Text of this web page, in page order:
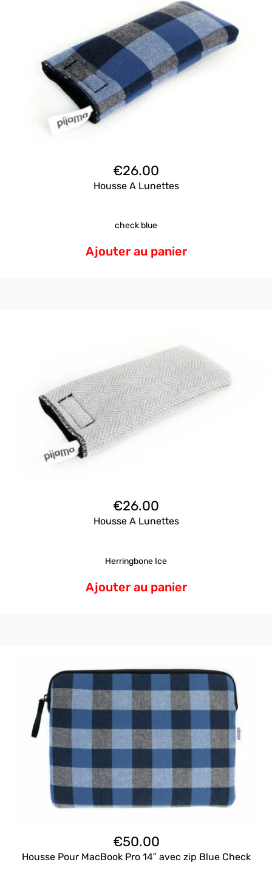
€26.00
Housse A Lunettes
check blue
Ajouter au panier
€26.00
Housse A Lunettes
Herringbone Ice
Ajouter au panier
€50.00
Housse Pour MacBook Pro 14″ avec zip Blue Check